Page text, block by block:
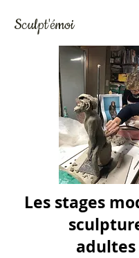
Sculpt'émoi
Les stages
adultes